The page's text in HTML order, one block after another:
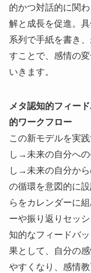
的かつ対話的に関
解と成長を促進。
系列で手紙を書き
すことで、感情の
いきます。
メタ認知的フィー
的ワークフロー
この新モデルを実
し→未来の自分へ
し→未来の自分か
の循環を意図的に
らをカレンダーに
ーや振り返りセッ
知的なフィードバ
果として、自分の
やすくなり、感情